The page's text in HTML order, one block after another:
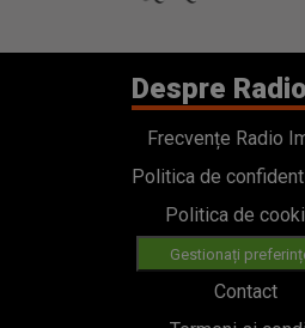
Despre
Frecvențe Radio
Politica de
Politica de
Gestionați
Contact